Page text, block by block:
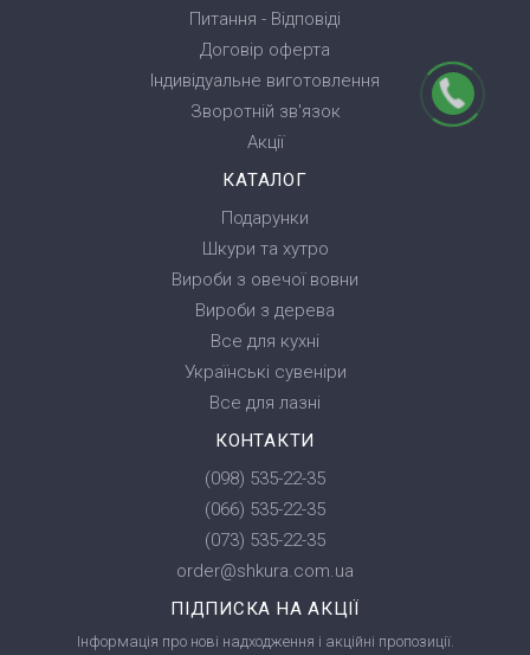
Питання - Відповіді
Договір оферта
Індивідуальне виготовлення
Зворотній зв'язок
Акції
КАТАЛОГ
Подарунки
Шкури та хутро
Вироби з овечої вовни
Вироби з дерева
Все для кухні
Українські сувеніри
Все для лазні
КОНТАКТИ
(098) 535-22-35
(066) 535-22-35
(073) 535-22-35
order@shkura.com.ua
ПІДПИСКА НА АКЦІЇ
Інформація про нові надходження і акційні пропозиції.